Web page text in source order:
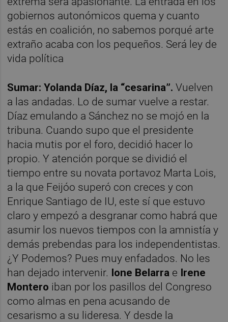
gobiernos autonómicos quema y cuanto
estás en coalición, no sabemos porqué arte
extraño acaba con los pequeños. Será ley de
vida política
Sumar: Yolanda Díaz, la “cesarina”.Vuelven
a las andadas. Lo de sumar vuelve a restar.
Díaz emulando a Sánchez no se mojó en la
tribuna. Cuando supo que el presidente
hacia mutis por el foro, decidió hacer lo
propio. Y atención porque se dividió el
tiempo entre su novata portavoz Marta Lois,
a la que Feijóo superó con creces y con
Enrique Santiago de IU, este sí que estuvo
claro y empezó a desgranar como habrá que
asumir los nuevos tiempos con la amnistía y
demás prebendas para los independentistas.
¿Y Podemos? Pues muy enfadados. No les
han dejado intervenir. Ione Belarra e Irene
Montero iban por los pasillos del Congreso
como almas en pena acusando de
cesarismo a su lideresa. Y desde la